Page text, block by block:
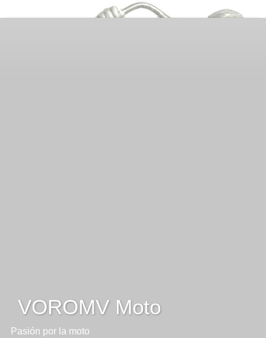
VOROMV Moto
Pasión por la moto